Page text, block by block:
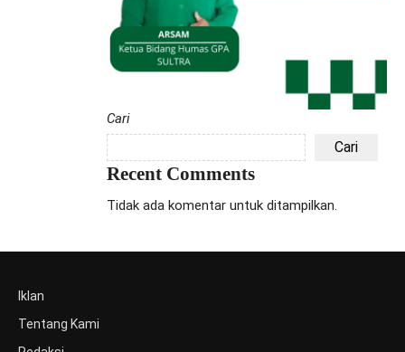
Cari
Cari
Recent Comments
Tidak ada komentar untuk ditampilkan.
Iklan
Tentang Kami